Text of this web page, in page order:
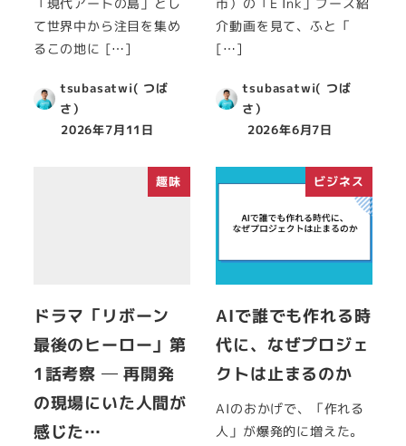
「現代アートの島」とし
て世界中から注目を集め
るこの地に […]
tsubasatwi( つば
さ）
2026年7月11日
市）の「E Ink」ブース紹
介動画を見て、ふと「
[…]
tsubasatwi( つば
さ）
2026年6月7日
趣味
ドラマ「リボーン
最後のヒーロー」第
1話考察 ─ 再開発
の現場にいた人間が
感じた…
ビジネス
AIで誰でも作れる時
代に、なぜプロジェ
クトは止まるのか
AIのおかげで、「作れる
人」が爆発的に増えた。